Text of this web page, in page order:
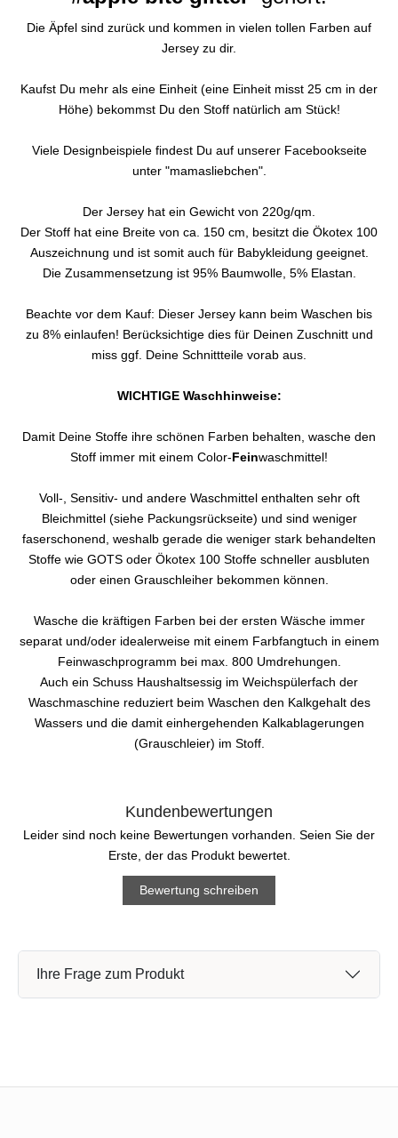
Die Äpfel sind zurück und kommen in vielen tollen Farben auf
Jersey zu dir.
Kaufst Du mehr als eine Einheit (eine Einheit misst 25 cm in der
Höhe) bekommst Du den Stoff natürlich am Stück!
Viele Designbeispiele findest Du auf unserer Facebookseite
unter "mamasliebchen".
Der Jersey hat ein Gewicht von 220g/qm.
Der Stoff hat eine Breite von ca. 150 cm, besitzt die Ökotex 100
Auszeichnung und ist somit auch für Babykleidung geeignet.
Die Zusammensetzung ist 95% Baumwolle, 5% Elastan.
Beachte vor dem Kauf: Dieser Jersey kann beim Waschen bis
zu 8% einlaufen! Berücksichtige dies für Deinen Zuschnitt und
miss ggf. Deine Schnittteile vorab aus.
WICHTIGE Waschhinweise:
Damit Deine Stoffe ihre schönen Farben behalten, wasche den
Stoff immer mit einem Color-Feinwaschmittel!
Voll-, Sensitiv- und andere Waschmittel enthalten sehr oft
Bleichmittel (siehe Packungsrückseite) und sind weniger
faserschonend, weshalb gerade die weniger stark behandelten
Stoffe wie GOTS oder Ökotex 100 Stoffe schneller ausbluten
oder einen Grauschleiher bekommen können.
Wasche die kräftigen Farben bei der ersten Wäsche immer
separat und/oder idealerweise mit einem Farbfangtuch in einem
Feinwaschprogramm bei max. 800 Umdrehungen.
Auch ein Schuss Haushaltsessig im Weichspülerfach der
Waschmaschine reduziert beim Waschen den Kalkgehalt des
Wassers und die damit einhergehenden Kalkablagerungen
(Grauschleier) im Stoff.
Kundenbewertungen
Leider sind noch keine Bewertungen vorhanden. Seien Sie der
Erste, der das Produkt bewertet.
Bewertung schreiben
Ihre Frage zum Produkt